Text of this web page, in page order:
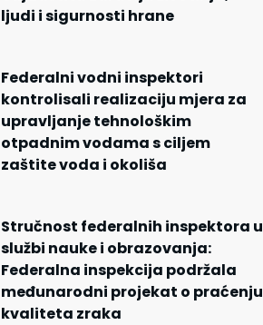
ljudi i sigurnosti hrane
Federalni vodni inspektori
kontrolisali realizaciju mjera za
upravljanje tehnološkim
otpadnim vodama s ciljem
zaštite voda i okoliša
Stručnost federalnih inspektora u
službi nauke i obrazovanja:
Federalna inspekcija podržala
međunarodni projekat o praćenju
kvaliteta zraka